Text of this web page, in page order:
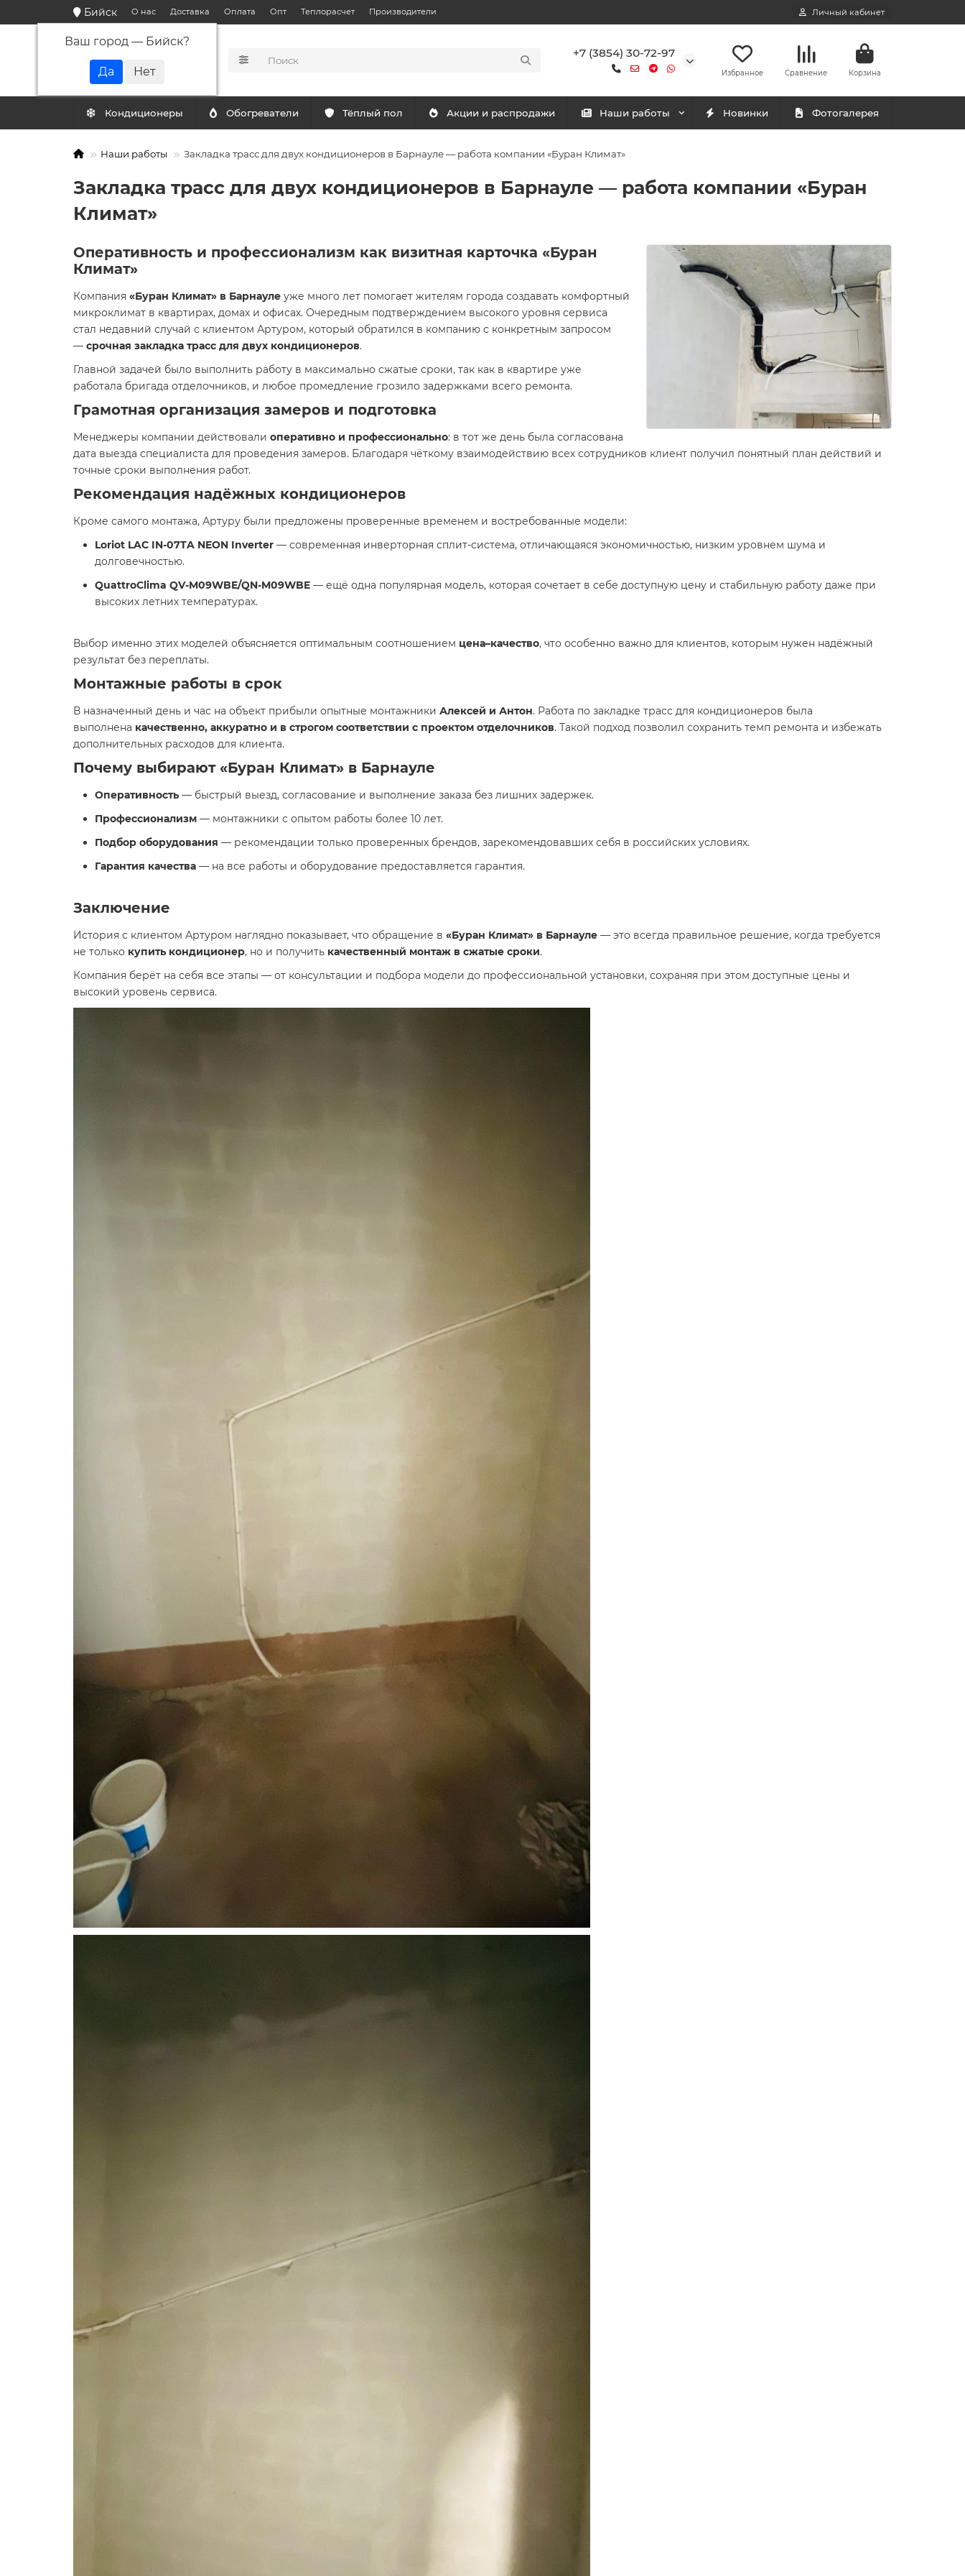
Бийск
Ваш город — Бийск?
О нас Доставка Оплата Опт Теплорасчет Производители Личный кабинет
+7 (3854) 30-72-97
Избранное Сравнение Корзина
Кондиционеры Обогреватели Тёплый пол Акции и распродажи Наши работы Новинки Фотогалерея
Наши работы Закладка трасс для двух кондиционеров в Барнауле — работа компании «Буран Климат»
Закладка трасс для двух кондиционеров в Барнауле — работа компании «Буран
Климат»
Оперативность и профессионализм как визитная карточка «Буран
Климат»
Компания «Буран Климат» в Барнауле уже много лет помогает жителям города создавать комфортный
микроклимат в квартирах, домах и офисах. Очередным подтверждением высокого уровня сервиса
стал недавний случай с клиентом Артуром, который обратился в компанию с конкретным запросом
— срочная закладка трасс для двух кондиционеров.
Главной задачей было выполнить работу в максимально сжатые сроки, так как в квартире уже
работала бригада отделочников, и любое промедление грозило задержками всего ремонта.
Грамотная организация замеров и подготовка
Менеджеры компании действовали оперативно и профессионально: в тот же день была согласована
дата выезда специалиста для проведения замеров. Благодаря чёткому взаимодействию всех сотрудников клиент получил понятный план действий и
точные сроки выполнения работ.
Рекомендация надёжных кондиционеров
Кроме самого монтажа, Артуру были предложены проверенные временем и востребованные модели:
Loriot LAC IN-07TA NEON Inverter — современная инверторная сплит-система, отличающаяся экономичностью, низким уровнем шума и
долговечностью.
QuattroClima QV-M09WBE/QN-M09WBE — ещё одна популярная модель, которая сочетает в себе доступную цену и стабильную работу даже при
высоких летних температурах.
Выбор именно этих моделей объясняется оптимальным соотношением цена–качество, что особенно важно для клиентов, которым нужен надёжный
результат без переплаты.
Монтажные работы в срок
В назначенный день и час на объект прибыли опытные монтажники Алексей и Антон. Работа по закладке трасс для кондиционеров была
выполнена качественно, аккуратно и в строгом соответствии с проектом отделочников. Такой подход позволил сохранить темп ремонта и избежать
дополнительных расходов для клиента.
Почему выбирают «Буран Климат» в Барнауле
Оперативность — быстрый выезд, согласование и выполнение заказа без лишних задержек.
Профессионализм — монтажники с опытом работы более 10 лет.
Подбор оборудования — рекомендации только проверенных брендов, зарекомендовавших себя в российских условиях.
Гарантия качества — на все работы и оборудование предоставляется гарантия.
Заключение
История с клиентом Артуром наглядно показывает, что обращение в «Буран Климат» в Барнауле — это всегда правильное решение, когда требуется
не только купить кондиционер, но и получить качественный монтаж в сжатые сроки.
Компания берёт на себя все этапы — от консультации и подбора модели до профессиональной установки, сохраняя при этом доступные цены и
высокий уровень сервиса.